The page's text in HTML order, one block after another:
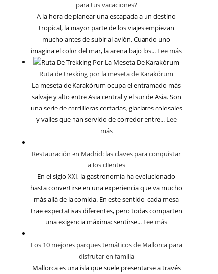
para tus vacaciones?
A la hora de planear una escapada a un destino
tropical, la mayor parte de los viajes empiezan
mucho antes de subir al avión. Cuando uno
imagina el color del mar, la arena bajo los... Lee más
Ruta de trekking por la meseta de Karakórum
La meseta de Karakórum ocupa el entramado más
salvaje y alto entre Asia central y el sur de Asia. Son
una serie de cordilleras cortadas, glaciares colosales
y valles que han servido de corredor entre... Lee
más
Restauración en Madrid: las claves para conquistar
a los clientes
En el siglo XXI, la gastronomía ha evolucionado
hasta convertirse en una experiencia que va mucho
más allá de la comida. En este sentido, cada mesa
trae expectativas diferentes, pero todas comparten
una exigencia máxima: sentirse... Lee más
Los 10 mejores parques temáticos de Mallorca para
disfrutar en familia
Mallorca es una isla que suele presentarse a través